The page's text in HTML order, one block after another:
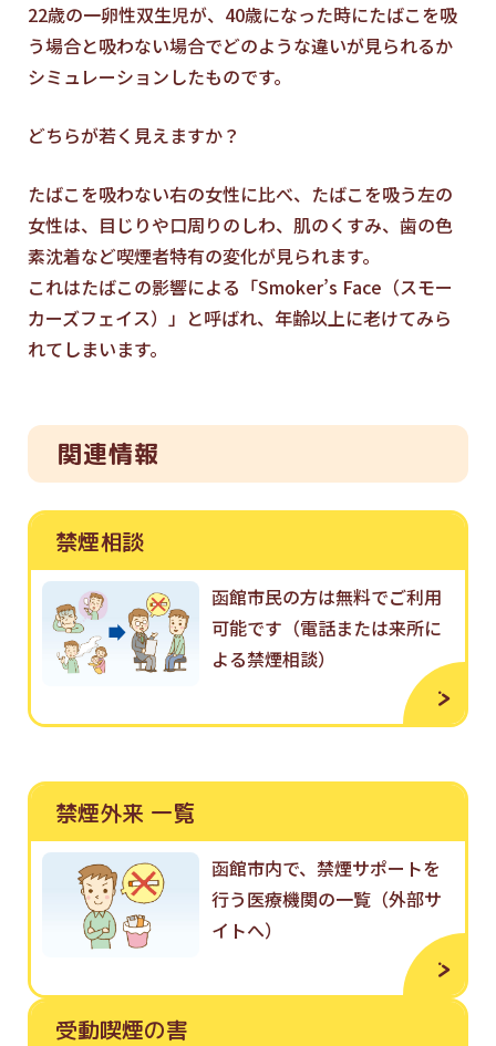
22歳の一卵性双生児が、40歳になった時にたばこを吸
う場合と吸わない場合でどのような違いが見られるか
シミュレーションしたものです。
どちらが若く見えますか？
たばこを吸わない右の女性に比べ、たばこを吸う左の
女性は、目じりや口周りのしわ、肌のくすみ、歯の色
素沈着など喫煙者特有の変化が見られます。
これはたばこの影響による「Smoker’s Face（スモー
カーズフェイス）」と呼ばれ、年齢以上に老けてみら
れてしまいます。
関連情報
禁煙相談
函館市民の方は無料でご利用
可能です（電話または来所に
よる禁煙相談）
禁煙外来 一覧
函館市内で、禁煙サポートを
行う医療機関の一覧（外部サ
イトへ）
受動喫煙の害